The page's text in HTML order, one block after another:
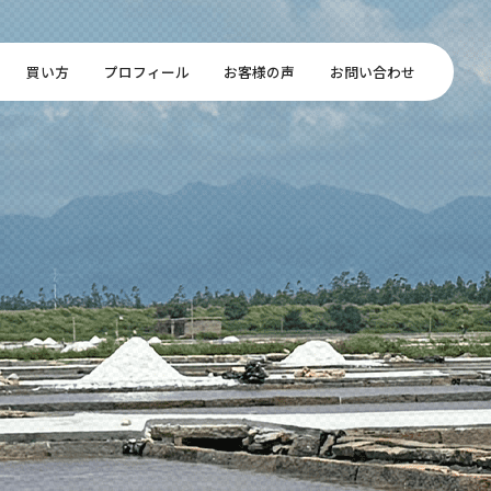
買い方 プロフィール お客様の声 お問い合わせ